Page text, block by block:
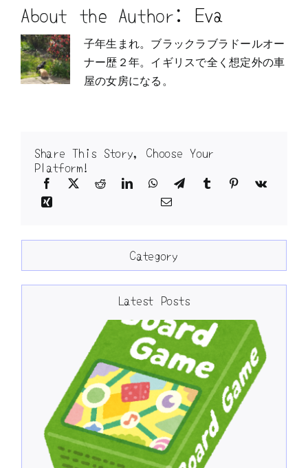
About the Author: Eva
子年生まれ。ブラックラブラドールオー
ナー歴２年。イギリスで全く想定外の車
屋の女房になる。
Share This Story, Choose Your
Platform!
Category
Latest Posts